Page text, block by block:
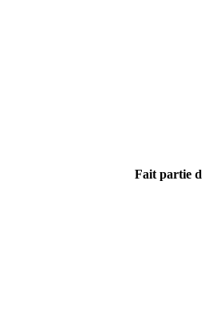
Fait partie